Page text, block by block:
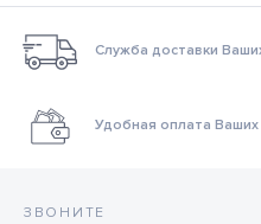
Служба доставки
Удобная оплата Ваших
ЗВОНИТЕ